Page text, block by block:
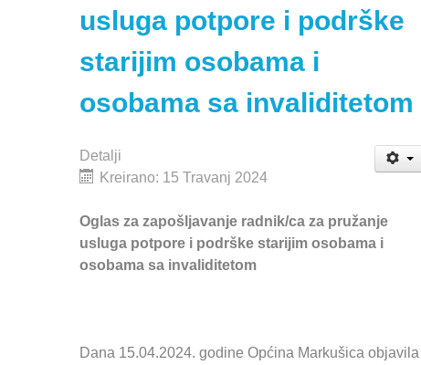
usluga potpore i podrške
starijim osobama i
osobama sa invaliditetom
Detalji
Kreirano: 15 Travanj 2024
Oglas za zapošljavanje radnik/ca za pružanje
usluga potpore i podrške starijim osobama i
osobama sa invaliditetom
Dana 15.04.2024. godine Općina Markušica objavila